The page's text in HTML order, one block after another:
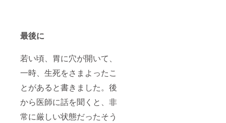
最後に
若い頃、胃に穴が開いて、
一時、生死をさまよったこ
とがあると書きました。後
から医師に話を聞くと、非
常に厳しい状態だったそう